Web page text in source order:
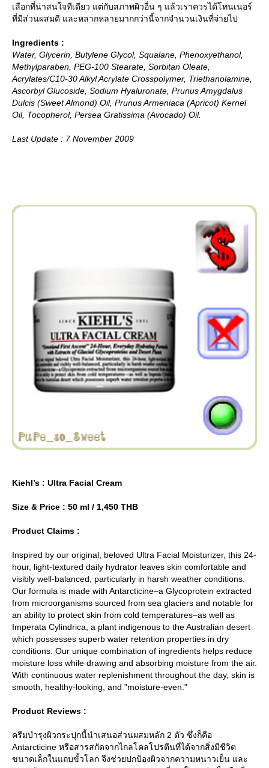
เลือกที่น่าสนใจทีเดียว แต่กับสภาพผิวอื่น ๆ แล้วเราควรได้โทนเนอร์
ที่มีส่วนผสมดี และหลากหลายมากกว่านี้จากจำนวนเงินที่จ่ายไป
Ingredients :
Water, Glycerin, Butylene Glycol, Squalane, Phenoxyethanol,
Methylparaben, PEG-100 Stearate, Sorbitan Oleate,
Acrylates/C10-30 Alkyl Acrylate Crosspolymer, Triethanolamine,
Ascorbyl Glucoside, Sodium Hyaluronate, Prunus Amygdalus
Dulcis (Sweet Almond) Oil, Prunus Armeniaca (Apricot) Kernel
Oil, Tocopherol, Persea Gratissima (Avocado) Oil.
Last Update : 7 November 2009
Kiehl’s : Ultra Facial Cream
Size & Price : 50 ml / 1,450 THB
Product Claims :
Inspired by our original, beloved Ultra Facial Moisturizer, this 24-
hour, light-textured daily hydrator leaves skin comfortable and
visibly well-balanced, particularly in harsh weather conditions.
Our formula is made with Antarcticine–a Glycoprotein extracted
from microorganisms sourced from sea glaciers and notable for
an ability to protect skin from cold temperatures–as well as
Imperata Cylindrica, a plant indigenous to the Australian desert
which possesses superb water retention properties in dry
conditions. Our unique combination of ingredients helps reduce
moisture loss while drawing and absorbing moisture from the air.
With continuous water replenishment throughout the day, skin is
smooth, healthy-looking, and "moisture-even."
Product Reviews :
ครีมบำรุงผิวกระปุกนี้นำเสนอส่วนผสมหลัก 2 ตัว ซึ่งก็คือ
Antarcticine หรือสารสกัดจากไกลโคลโปรตีนที่ได้จากสิ่งมีชีวิต
ขนาดเล็กในแถบขั้วโลก จึงช่วยปกป้องผิวจากความหนาวเย็น และ